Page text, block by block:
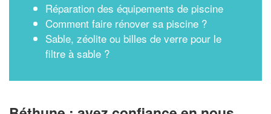
Réparation des équipements de piscine
Comment faire rénover sa piscine ?
Sable, zéolite ou billes de verre pour le
filtre à sable ?